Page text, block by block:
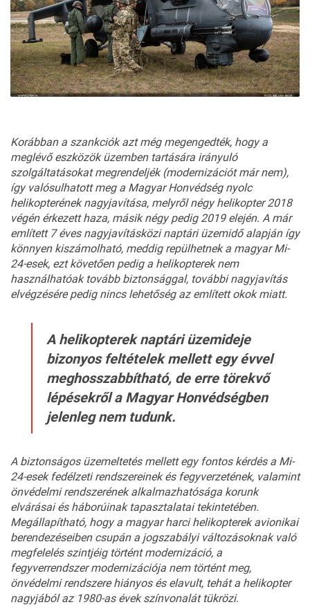
Korábban a szankciók azt még megengedték, hogy a
meglévő eszközök üzemben tartására irányuló
szolgáltatásokat megrendeljék (modernizációt már nem),
így valósulhatott meg a Magyar Honvédség nyolc
helikopterének nagyjavítása, melyről négy helikopter 2018
végén érkezett haza, másik négy pedig 2019 elején. A már
említett 7 éves nagyjavításközi naptári üzemidő alapján így
könnyen kiszámolható, meddig repülhetnek a magyar Mi-
24-esek, ezt követően pedig a helikopterek nem
használhatóak tovább biztonsággal, további nagyjavítás
elvégzésére pedig nincs lehetőség az említett okok miatt.
A helikopterek naptári üzemideje
bizonyos feltételek mellett egy évvel
meghosszabbítható, de erre törekvő
lépésekről a Magyar Honvédségben
jelenleg nem tudunk.
A biztonságos üzemeltetés mellett egy fontos kérdés a Mi-
24-esek fedélzeti rendszereinek és fegyverzetének, valamint
önvédelmi rendszerének alkalmazhatósága korunk
elvárásai és háborúinak tapasztalatai tekintetében.
Megállapítható, hogy a magyar harci helikopterek avionikai
berendezéseiben csupán a jogszabályi változásoknak való
megfelelés szintjéig történt modernizáció, a
fegyverrendszer modernizációja nem történt meg,
önvédelmi rendszere hiányos és elavult, tehát a helikopter
nagyjából az 1980-as évek színvonalát tükrözi.